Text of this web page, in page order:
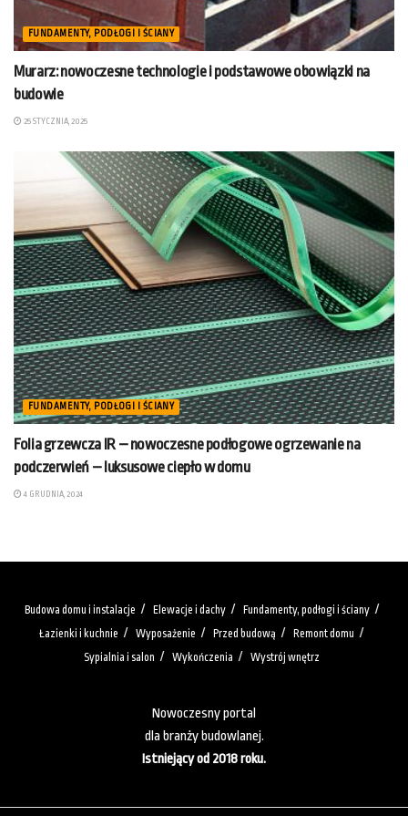
FUNDAMENTY, PODŁOGI I ŚCIANY
Murarz: nowoczesne technologie i podstawowe obowiązki na
budowie
25 STYCZNIA, 2025
FUNDAMENTY, PODŁOGI I ŚCIANY
Folia grzewcza IR – nowoczesne podłogowe ogrzewanie na
podczerwień – luksusowe ciepło w domu
4 GRUDNIA, 2024
Budowa domu i instalacje Elewacje i dachy
Fundamenty, podłogi i ściany
Łazienki i kuchnie
Wyposażenie Przed budową
Remont domu
Sypialnia i salon
Wykończenia Wystrój wnętrz
Nowoczesny portal
dla branży budowlanej.
Istniejący od 2018 roku.